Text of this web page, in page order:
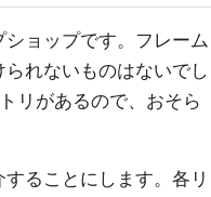
ョップです。フレーム
れないものはないでし
リがあるので、おそら
ることにします。各リ